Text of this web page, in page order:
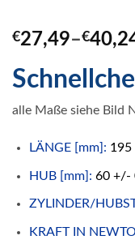
€27,49–€
alle Maße siehe Bild
LÄNGE [mm]: 195
HUB [mm]: 60 +/-
ZYLINDER/
KRAFT IN